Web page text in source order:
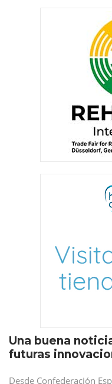
Una buena
futuras
Desde Confederación